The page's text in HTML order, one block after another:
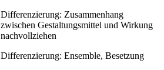
Differenzierung: Zusammenhang
zwischen Gestaltungsmittel und Wirkung
nachvollziehen
Differenzierung: Ensemble, Besetzung